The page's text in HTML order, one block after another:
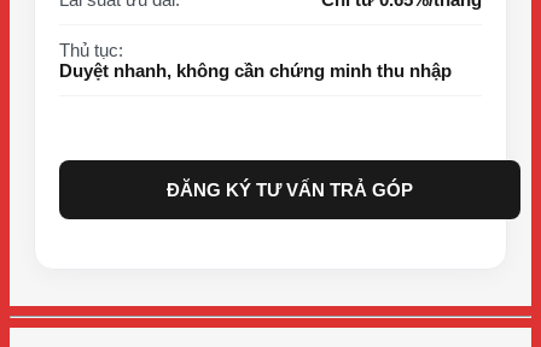
Thủ tục:
Duyệt nhanh, không cần chứng minh thu nhập
ĐĂNG KÝ TƯ VẤN TRẢ GÓP